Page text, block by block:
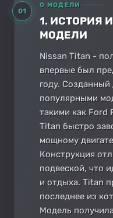
01
О МОДЕЛИ
1. ИСТОРИЯ
МОДЕЛИ
Nissan Titan -
впервые был
году.
популярными
такими как Ford
Titan быстро
мощному
Конструкция
подвеской, что
и отдыха. Titan
последнее из
Модель